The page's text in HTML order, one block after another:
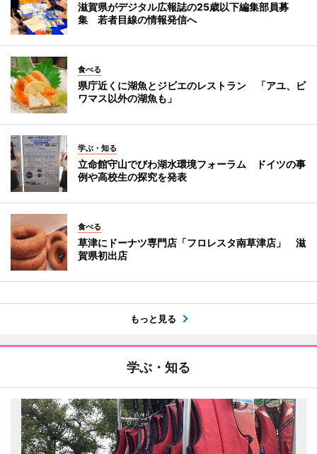
滋賀県がデジタル広報誌の25歳以下編集部員募
集 若者目線の情報発信へ
食べる
県庁近くに湖魚とジビエのレストラン 「アユ、ビ
ワマス以外の湖魚も」
学ぶ・知る
立命館守山でびわ湖水環境フォーラム ドイツの事
例や高校生の探究を発表
食べる
草津にドーナツ専門店「フロレスタ南草津店」 滋
賀県初出店
もっと見る
学ぶ・知る